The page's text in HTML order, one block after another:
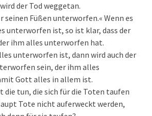
der Tod weggetan.
seinen Füßen unterworfen.« Wenn es
unterworfen ist, so ist klar, dass der
ihm alles unterworfen hat.
unterworfen ist, dann wird auch der
sein, der ihm alles
Gott alles in allem ist.
die tun, die sich für die Toten taufen
Tote nicht auferweckt werden,